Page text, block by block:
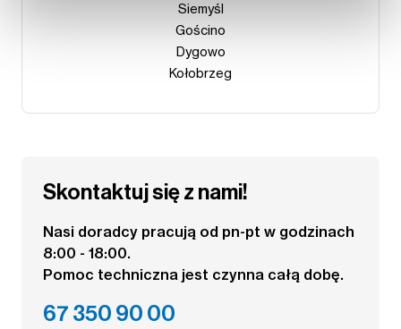
Siemyśl
Gościno
Dygowo
Kołobrzeg
Skontaktuj się z nami!
Nasi doradcy pracują od pn-pt w godzinach
8:00 - 18:00.
Pomoc techniczna jest czynna całą dobę.
67 350 90 00